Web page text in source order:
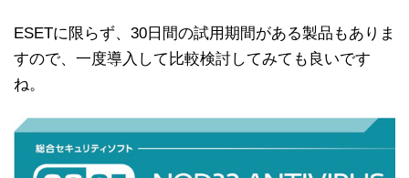
ESETに限らず、30日間の試用期間がある製品もありま
すので、一度導入して比較検討してみても良いです
ね。